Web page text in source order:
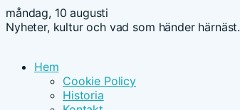
måndag, 10 augusti
Nyheter, kultur och vad som händer härnäst.
Hem
Cookie Policy
Historia